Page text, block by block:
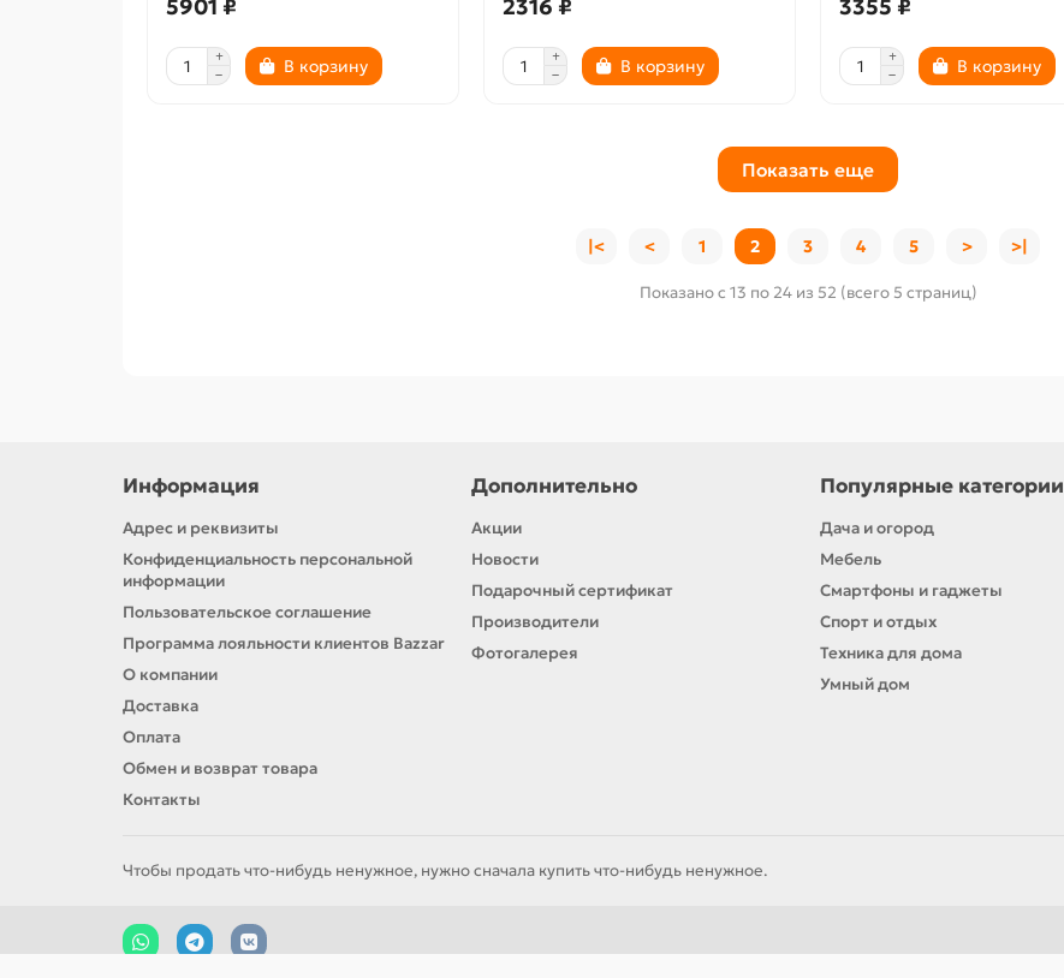
5901 ₽
В корзину
2316 ₽
В корзину
3355 ₽
В корзину
Показать еще
|< < 1 2 3 4 5 > >|
Показано с 13 по 24 из 52 (всего 5 страниц)
Информация
Адрес и реквизиты
Конфиденциальность персональной
информации
Пользовательское соглашение
Программа лояльности клиентов Bazzar
О компании
Доставка
Оплата
Обмен и возврат товара
Контакты
Дополнительно
Акции
Новости
Подарочный сертификат
Производители
Фотогалерея
Популярные категории
Дача и огород
Мебель
Смартфоны и гаджеты
Спорт и отдых
Техника для дома
Умный дом
Чтобы продать что-нибудь ненужное, нужно сначала купить что-нибудь ненужное.